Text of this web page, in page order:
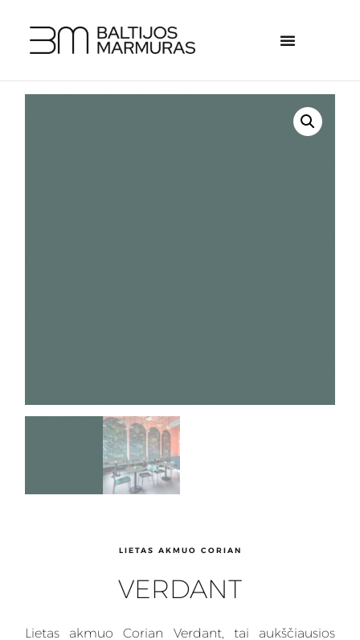
LIETAS AKMUO CORIAN
VERDANT
Lietas akmuo Corian Verdant, tai aukščiausios